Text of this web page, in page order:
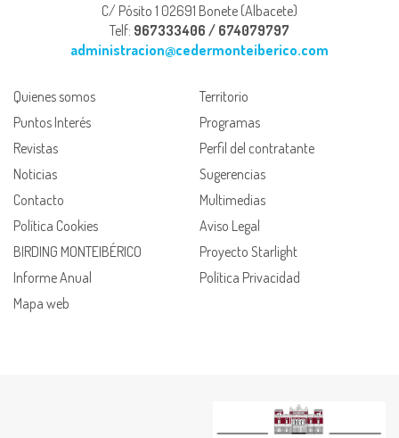
C/ Pósito 1 02691 Bonete (Albacete)
Telf: 967333406 / 674079797
administracion@cedermonteiberico.com
Quienes somos
Territorio
Puntos Interés
Programas
Revistas
Perfil del contratante
Noticias
Sugerencias
Contacto
Multimedias
Política Cookies
Aviso Legal
BIRDING MONTEIBÉRICO
Proyecto Starlight
Informe Anual
Política Privacidad
Mapa web